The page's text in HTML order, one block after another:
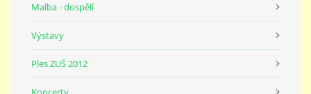
Malba - dospělí
Výstavy
Ples ZUŠ 2012